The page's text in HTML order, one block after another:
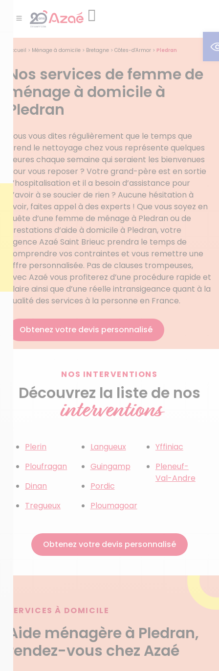
Accueil > Ménage à domicile > Bretagne > Côtes-d'Armor > Pledran
Nos services de femme de
ménage à domicile à
Pledran
Vous vous dites régulièrement que le temps que
prend le nettoyage chez vous représente quelques
heures chaque semaine qui seraient les bienvenues
pour vous reposer ? Votre grand-père est en sortie
d’hospitalisation et il a besoin d’assistance pour
n’avoir à se soucier de rien ? Aucune hésitation à
avoir, faites appel à des experts ! Que vous soyez en
quête d’une femme de ménage à Pledran ou de
prestations d’aide à domicile à Pledran, votre
agence Azaé Saint Brieuc prendra le temps de
comprendre vos contraintes et vous remettre une
offre personnalisée. Pas de clauses trompeuses,
avec Azaé vous profiterez d’une procédure rapide et
claire ainsi que d’une réelle intransigeance quant à la
qualité des services à la personne en France.
Obtenez votre devis personnalisé
NOS INTERVENTIONS
Découvrez la liste de nos
interventions
Plerin
Ploufragan
Dinan
Tregueux
Langueux
Guingamp
Pordic
Ploumagoar
Yffiniac
Pleneuf-
Val-Andre
Obtenez votre devis personnalisé
SERVICES À DOMICILE
Aide ménagère à Pledran,
rendez-vous chez Azaé